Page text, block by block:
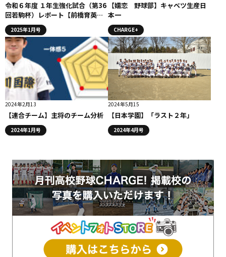
令和６年度 １年生強化試合（第36
回若駒杯）レポート【前橋育英】
若駒制覇
2025年1月号
【嬬恋 野球部】キャベツ生産日
本一
CHARGE+
2024年2月13
【連合チーム】主将のチーム分析
2024年1月号
2024年5月15
【日本学園】「ラスト２年」
2024年4月号